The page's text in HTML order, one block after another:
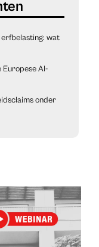
wat
Europese AI-
onder